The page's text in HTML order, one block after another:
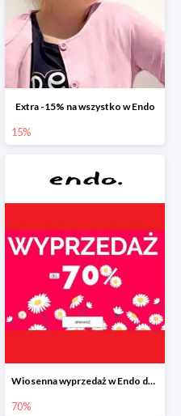
Extra -15% na wszystko w Endo
15%
Wiosenna wyprzedaż w Endo do -70%
70%